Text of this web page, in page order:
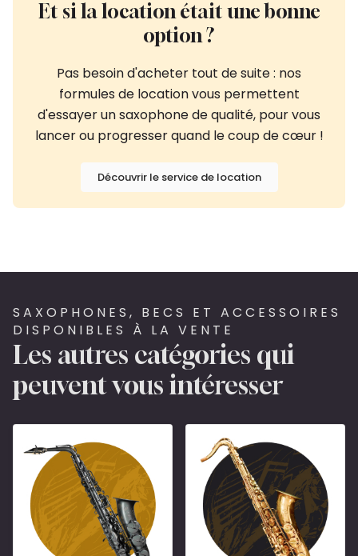
Et si la location était une bonne
option ?
Pas besoin d'acheter tout de suite : nos
formules de location vous permettent
d'essayer un saxophone de qualité, pour vous
lancer ou progresser quand le coup de cœur !
Découvrir le service de location
SAXOPHONES, BECS ET ACCESSOIRES
DISPONIBLES À LA VENTE
Les autres catégories qui
peuvent vous intéresser